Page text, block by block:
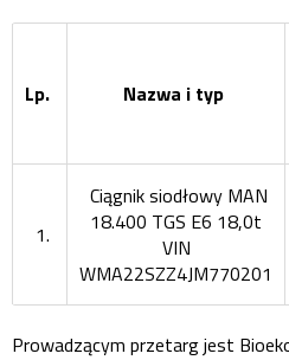
Lp. Nazwa i typ
1.
Ciągnik siodłowy MAN
18.400 TGS E6 18,0t
VIN
WMA22SZZ4JM770201
Prowadzącym przetarg jest